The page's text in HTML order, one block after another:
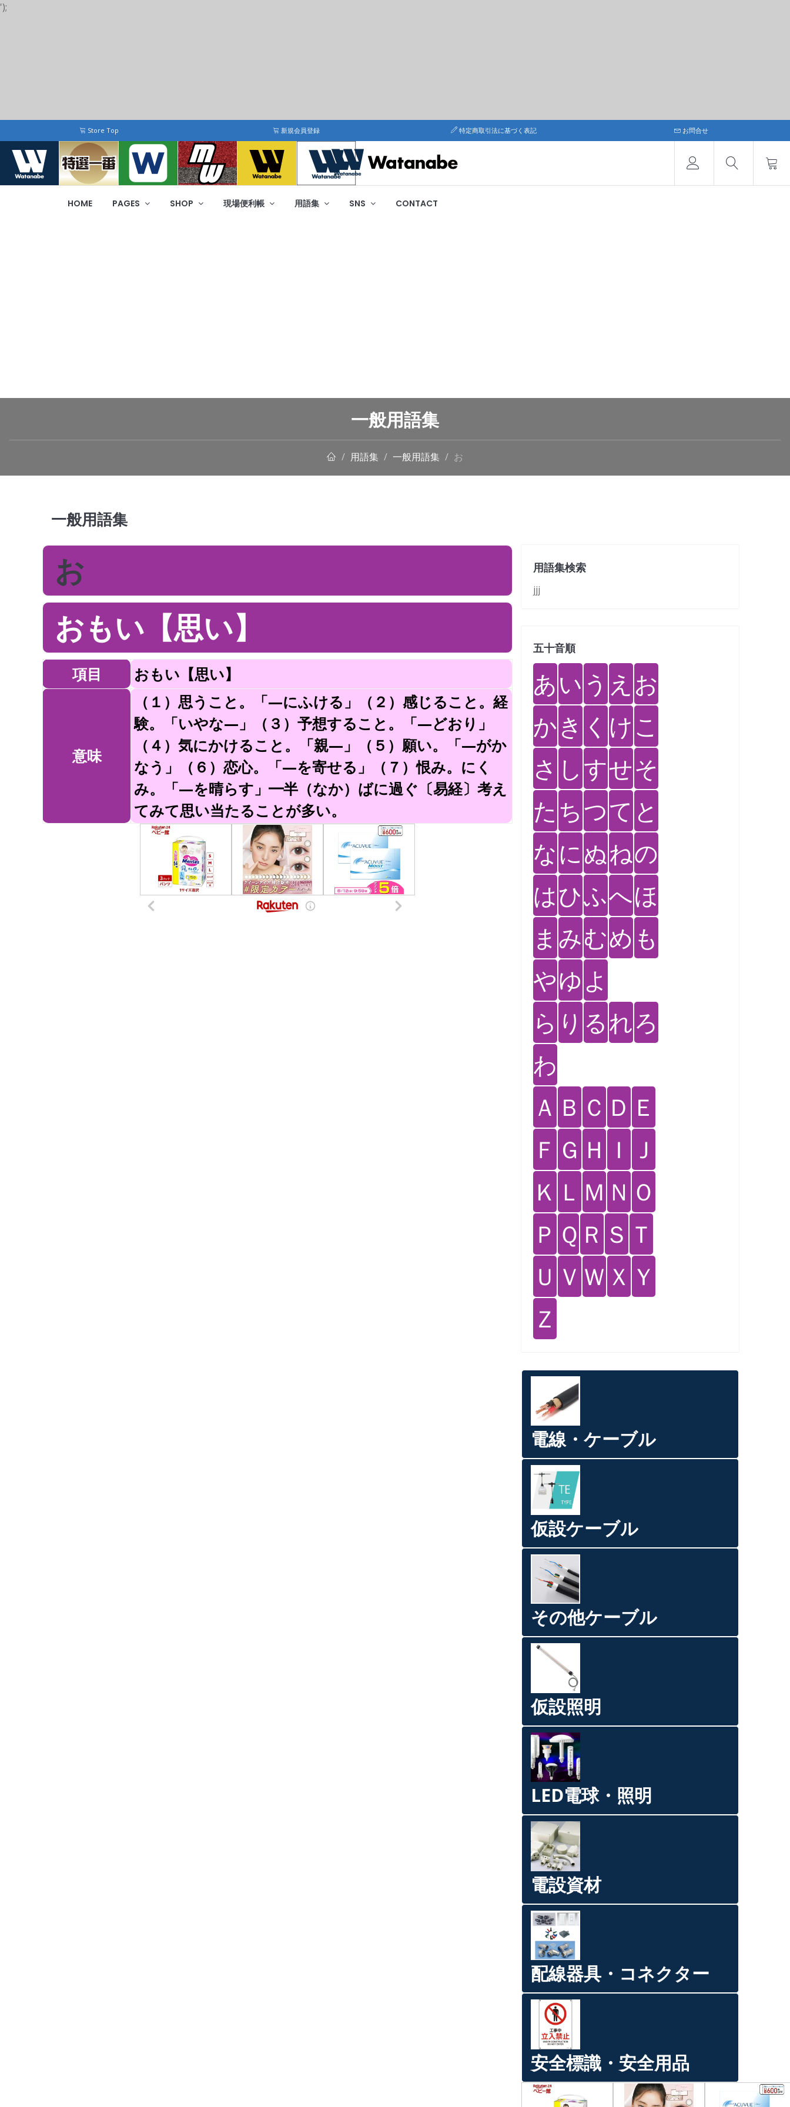
');
Store Top 新規会員登録 特定商取引法に基づく表記 お問合せ
HOME PAGES SHOP 現場便利帳 用語集 SNS CONTACT
一般用語集
用語集 一般用語集 お
一般用語集
お
おもい【思い】
項目 おもい【思い】
意味
（１）思うこと。「—にふける」（２）感じること。経
験。「いやな—」（３）予想すること。「—どおり」
（４）気にかけること。「親—」（５）願い。「—がか
なう」（６）恋心。「—を寄せる」（７）恨み。にく
み。「—を晴らす」━半（なか）ばに過ぐ〔易経〕考え
てみて思い当たることが多い。
用語集検索
jjj
五十音順
あい う え お
かき く けこ
さ しすせそ
た ちつて と
なにぬねの
はひふへほ
ま みむめ も
やゆ よ
ら り るれろ
わ
Ａ Ｂ Ｃ Ｄ Ｅ
Ｆ Ｇ Ｈ Ｉ Ｊ
Ｋ Ｌ Ｍ Ｎ Ｏ
Ｐ Ｑ Ｒ Ｓ Ｔ
Ｕ Ｖ Ｗ Ｘ Ｙ
Ｚ
電線・ケーブル
仮設ケーブル
その他ケーブル
仮設照明
LED電球・照明
電設資材
配線器具・コネクター
安全標識・安全用品